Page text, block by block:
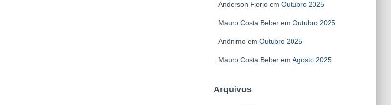
Anderson Fiorioem Outubro 2025
Mauro Costa Beberem Outubro 2025
Anônimoem Outubro 2025
Mauro Costa Beberem Agosto 2025
Arquivos